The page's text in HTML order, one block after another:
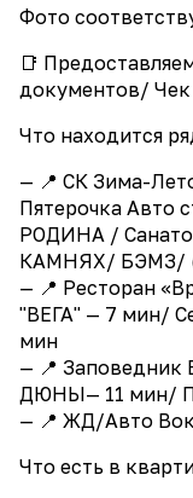
Фото
📑
документов/ Чек
Что находится
— 📍 СК Зима-
Пятерочка Авто
РОДИНА /
КАМНЯХ/ БЭМЗ/
— 📍 Ресторан
"ВЕГА" — 7 мин/
мин
— 📍 Заповедник
ДЮНЫ— 11 мин/
— 📍 ЖД/Авто
Что есть в